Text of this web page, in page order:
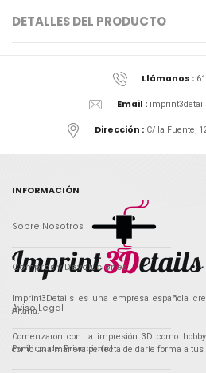
DETALLES DEL PRODUCTO
Llámanos :
Email :
Dirección : C/ la Fuente,
Imprint3Details es una empresa española
Aitana.
Comenzaron con la impresión 3D como
como una manera perfecta de darle forma a tus
INFORMACIÓN
Sobre Nosotros
Compras y Devoluciones
Aviso Legal
Política de Privacidad